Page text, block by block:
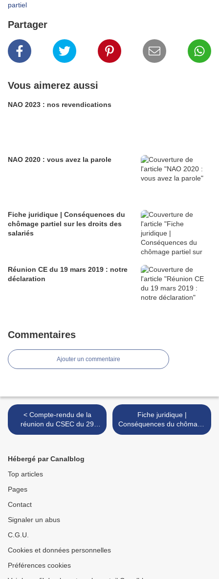
partiel
Partager
Vous aimerez aussi
NAO 2023 : nos revendications
NAO 2020 : vous avez la parole
Fiche juridique | Conséquences du
chômage partiel sur les droits des
salariés
Réunion CE du 19 mars 2019 : notre
déclaration
Commentaires
Ajouter un commentaire
< Compte-rendu de la
réunion du CSEC du 29
avril 2020
Fiche juridique |
Conséquences du chômage
partiel sur les droits des
Hébergé par Canalblog
Top articles
Pages
Contact
Signaler un abus
C.G.U.
Cookies et données personnelles
Préférences cookies